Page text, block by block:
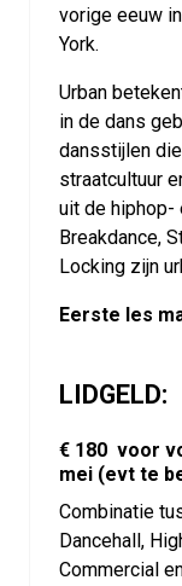
vorige eeuw
York.
Urban
in de dans
dansstijlen
straatcultuur
uit de hiphop-
Breakdance,
Locking zijn
Eerste les
LIDGELD:
€ 180 voor
mei (evt te
Combinatie
Dancehall,
Commercial